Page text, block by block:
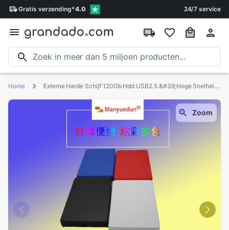
Gratis verzending*4.0 24/7 service
Home Externe Harde Schijf 120Gb Hdd USB2.5 &#39;Hoge Snelheid Harde Schijf Laptop Desktop Hd Externo 250G Disco duro Externo
Zoom